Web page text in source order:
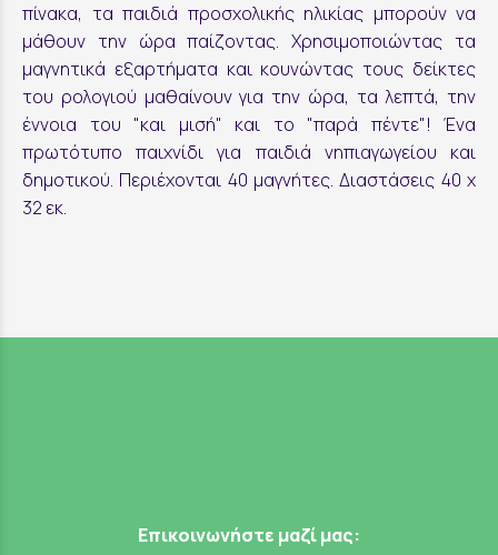
πίνακα, τα παιδιά προσχολικής ηλικίας μπορούν να
μάθουν την ώρα παίζοντας. Χρησιμοποιώντας τα
μαγνητικά εξαρτήματα και κουνώντας τους δείκτες
του ρολογιού μαθαίνουν για την ώρα, τα λεπτά, την
έννοια του "και μισή" και το "παρά πέντε"! Ένα
πρωτότυπο παιχνίδι για παιδιά νηπιαγωγείου και
δημοτικού. Περιέχονται 40 μαγνήτες. Διαστάσεις 40 x
32 εκ.
Επικοινωνήστε μαζί μας: